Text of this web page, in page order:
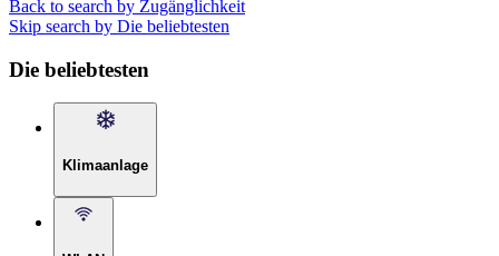
Back to search by Zugänglichkeit
Skip search by Die beliebtesten
Die beliebtesten
Klimaanlage